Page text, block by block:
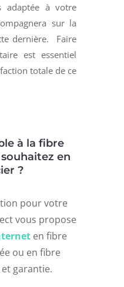
adaptée à votre
sur la
dernière. Faire
est essentiel
totale de ce
à la fibre
en
?
pour votre
vous propose
en fibre
ou en fibre
garantie.